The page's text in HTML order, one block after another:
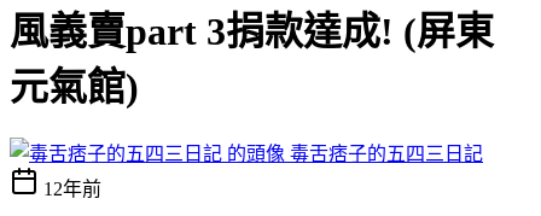
風義賣part 3捐款達成! (屏東
元氣館)
毒舌痞子的五四三日記
12年前